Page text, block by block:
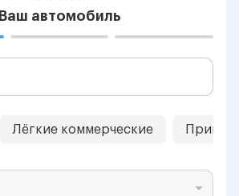
Ваш автомобиль
Лёгкие коммерческие